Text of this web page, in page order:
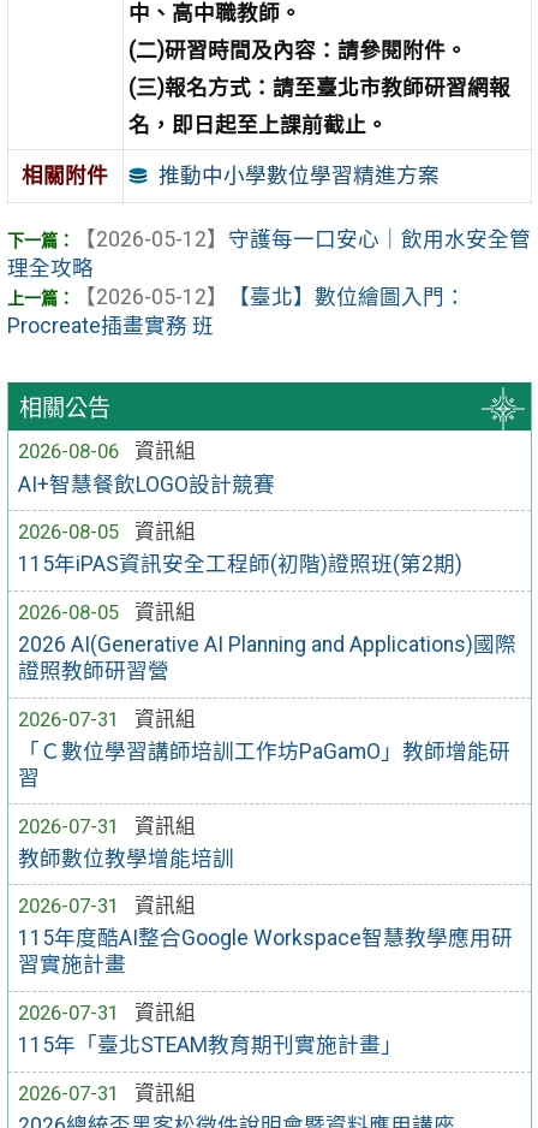
相關公告
2026-08-06
資訊組
AI+智慧餐飲LOGO設計競賽
2026-08-05
資訊組
115年iPAS資訊安全工程師(初階)證照班(第2期)
2026-08-05
資訊組
2026 AI(Generative AI Planning and Applications)國際
證照教師研習營
2026-07-31
資訊組
「Ｃ數位學習講師培訓工作坊PaGamO」教師增能研
習
2026-07-31
資訊組
教師數位教學增能培訓
2026-07-31
資訊組
115年度酷AI整合Google Workspace智慧教學應用研
習實施計畫
2026-07-31
資訊組
115年「臺北STEAM教育期刊實施計畫」
2026-07-31
資訊組
中、高中職教師。
(二)研習時間及內容：請參閱附件。
(三)報名方式：請至臺北市教師研習網報
名，即日起至上課前截止。
相關附件 推動中小學數位學習精進方案
【2026-05-12】 守護每一口安心｜飲用水安全管
理全攻略
【2026-05-12】
【臺北】數位繪圖入門：
Procreate插畫實務 班